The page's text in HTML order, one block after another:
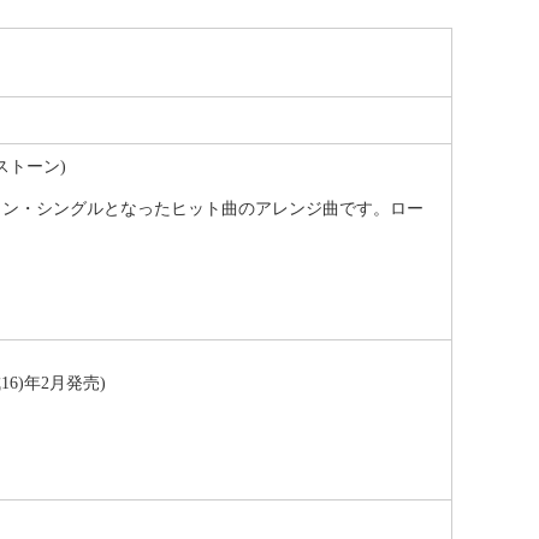
トーン)
・シングルとなったヒット曲のアレンジ曲です。ロー
年2月発売)